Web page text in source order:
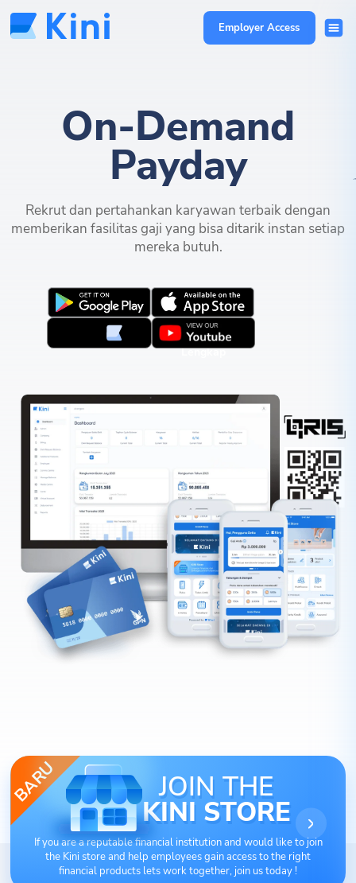
Employer Access
On-Demand
Payday
Rekrut dan pertahankan karyawan terbaik dengan
memberikan fasilitas gaji yang bisa ditarik instan setiap
mereka butuh.
FITUR
Kini
Lengkap
BARU JOIN THE
KINI STORE
If you are a reputable financial institution and would like to join
the Kini store and help employees gain access to the right
financial products lets work together, join us today !